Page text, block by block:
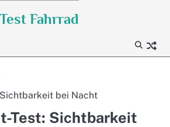
Test Fahrrad
bei Nacht
Test: Sichtbarkeit